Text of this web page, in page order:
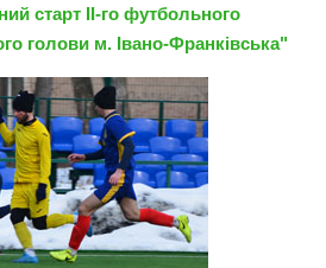
старт ІІ-го футбольного
голови м. Івано-Франківська"